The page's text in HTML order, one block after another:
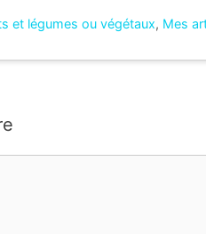
et légumes ou végétaux, Mes